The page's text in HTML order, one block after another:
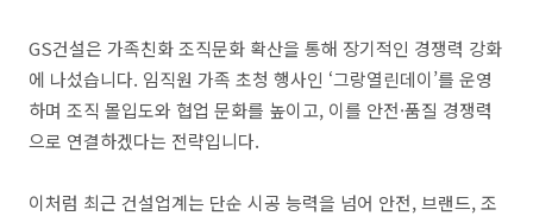
GS건설은 가족친화 조직문화 확산을 통해 장기적인 경쟁력 강화
에 나섰습니다. 임직원 가족 초청 행사인 ‘그랑열린데이’를 운영
하며 조직 몰입도와 협업 문화를 높이고, 이를 안전·품질 경쟁력
으로 연결하겠다는 전략입니다.
이처럼 최근 건설업계는 단순 시공 능력을 넘어 안전, 브랜드, 조